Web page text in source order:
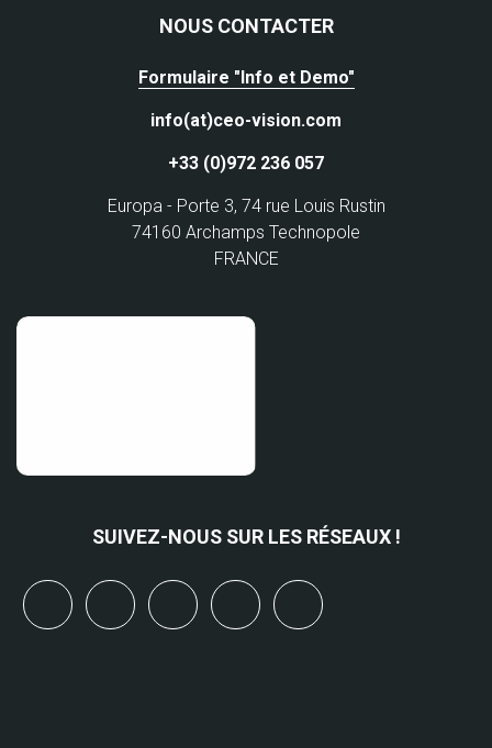
NOUS CONTACTER
Formulaire "Info et Demo"
info(at)ceo-vision.com
+33 (0)972 236 057
Europa - Porte 3, 74 rue Louis Rustin
74160 Archamps Technopole
FRANCE
SUIVEZ-NOUS SUR LES RÉSEAUX !
linkedinyoutubebluesky mastodon